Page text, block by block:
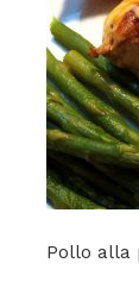
Pollo alla